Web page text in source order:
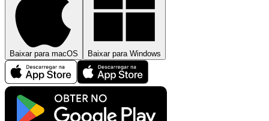
Baixar para macOS Baixar para Windows